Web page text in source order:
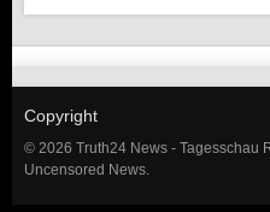
Copyright
© 2026 Truth24 News - Tagesschau
Uncensored News.